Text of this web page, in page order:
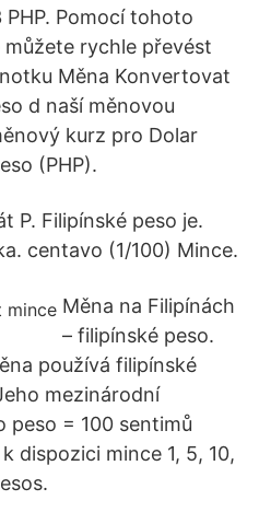
PHP. Pomocí tohoto
rychle převést
Měna Konvertovat
d naší měnovou
kurz pro Dolar
(PHP).
P. Filipínské peso je.
centavo (1/100) Mince.
Měna na Filipínách
– filipínské peso.
používá filipínské
mezinárodní
peso = 100 sentimů
dispozici mince 1, 5, 10,